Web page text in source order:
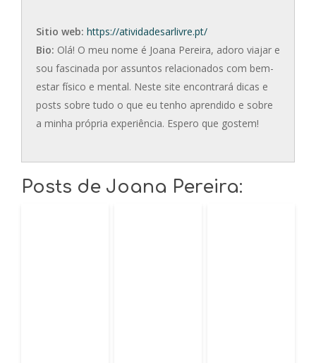
Sitio web: https://atividadesarlivre.pt/
Bio: Olá! O meu nome é Joana Pereira, adoro viajar e
sou fascinada por assuntos relacionados com bem-
estar físico e mental. Neste site encontrará dicas e
posts sobre tudo o que eu tenho aprendido e sobre
a minha própria experiência. Espero que gostem!
Posts de Joana Pereira: